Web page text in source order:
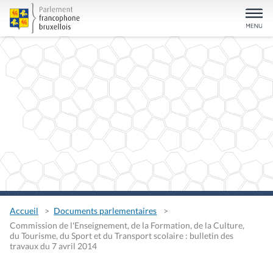
Accueil
Documents parlementaires
Commission de l'Enseignement, de la Formation, de la Culture,
du Tourisme, du Sport et du Transport scolaire : bulletin des
travaux du 7 avril 2014